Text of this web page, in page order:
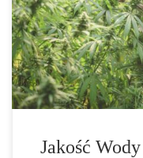
dotyczy również roślin
wykiełkuje nawet z
dużą, aromatyczną
Jakość